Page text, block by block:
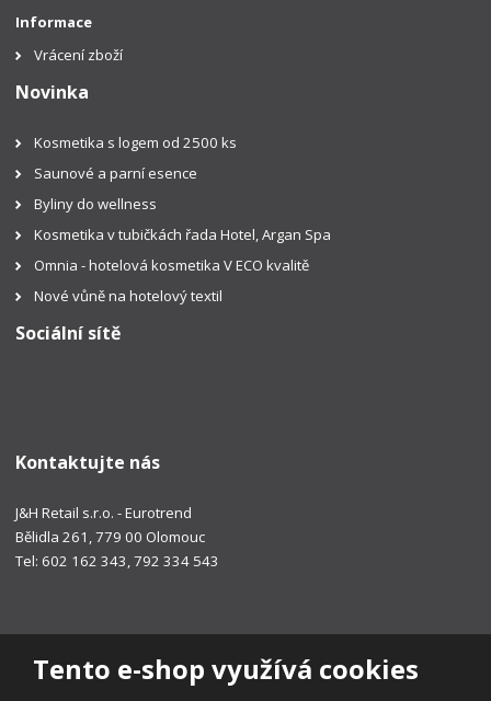
Tento e-shop využívá cookies
Informace
Vrácení zboží
Novinka
Kosmetika s logem od 2500 ks
Saunové a parní esence
Byliny do wellness
Kosmetika v tubičkách řada Hotel, Argan Spa
Omnia - hotelová kosmetika V ECO kvalitě
Nové vůně na hotelový textil
Sociální sítě
Kontaktujte nás
J&H Retail s.r.o. - Eurotrend
Bělidla 261, 779 00 Olomouc
Tel: 602 162 343, 792 334 543